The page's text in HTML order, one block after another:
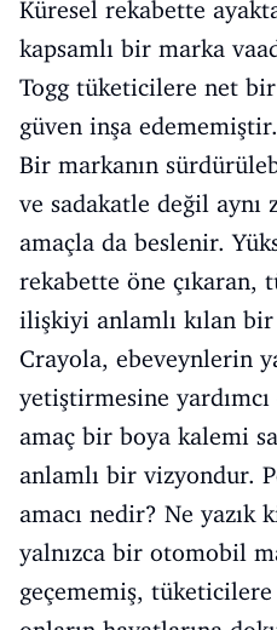
Küresel rekabette
kapsamlı bir marka
Togg tüketicilere net bir
güven inşa edememiştir.
Bir markanın
ve sadakatle değil aynı
amaçla da beslenir.
rekabette öne çıkaran,
ilişkiyi anlamlı kılan
Crayola, ebeveynlerin
yetiştirmesine yardımcı
amaç bir boya kalemi
anlamlı bir vizyondur.
amacı nedir? Ne yazık
yalnızca bir otomobil
geçememiş,